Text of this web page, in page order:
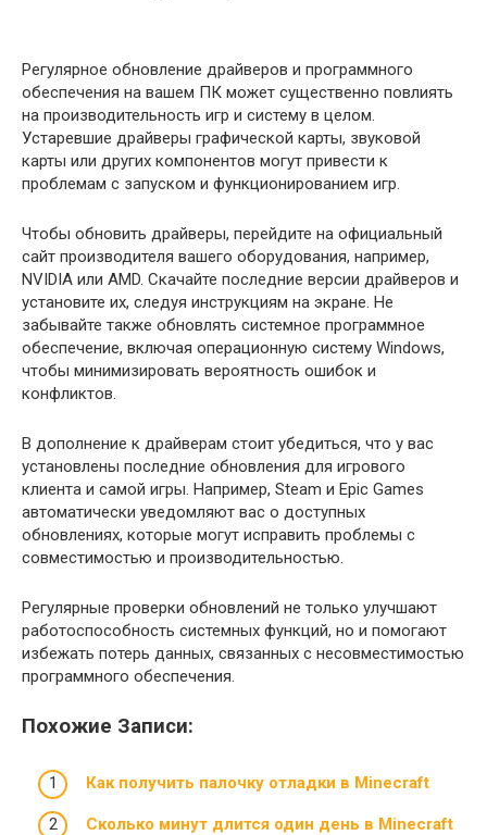
Регулярное обновление драйверов и программного
обеспечения на вашем ПК может существенно повлиять
на производительность игр и систему в целом.
Устаревшие драйверы графической карты, звуковой
карты или других компонентов могут привести к
проблемам с запуском и функционированием игр.
Чтобы обновить драйверы, перейдите на официальный
сайт производителя вашего оборудования, например,
NVIDIA или AMD. Скачайте последние версии драйверов и
установите их, следуя инструкциям на экране. Не
забывайте также обновлять системное программное
обеспечение, включая операционную систему Windows,
чтобы минимизировать вероятность ошибок и
конфликтов.
В дополнение к драйверам стоит убедиться, что у вас
установлены последние обновления для игрового
клиента и самой игры. Например, Steam и Epic Games
автоматически уведомляют вас о доступных
обновлениях, которые могут исправить проблемы с
совместимостью и производительностью.
Регулярные проверки обновлений не только улучшают
работоспособность системных функций, но и помогают
избежать потерь данных, связанных с несовместимостью
программного обеспечения.
Похожие Записи:
Как получить палочку отладки в Minecraft
Сколько минут длится один день в Minecraft